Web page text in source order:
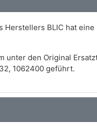
BLIC hat
unter den Original
1062400 geführt.